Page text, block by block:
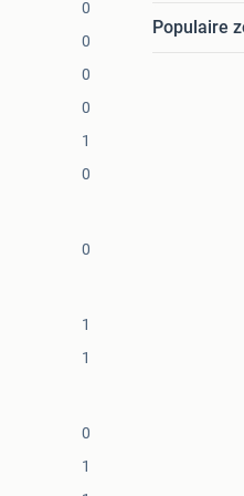
0
0
0
0
1
0
0
1
1
0
1
Populaire